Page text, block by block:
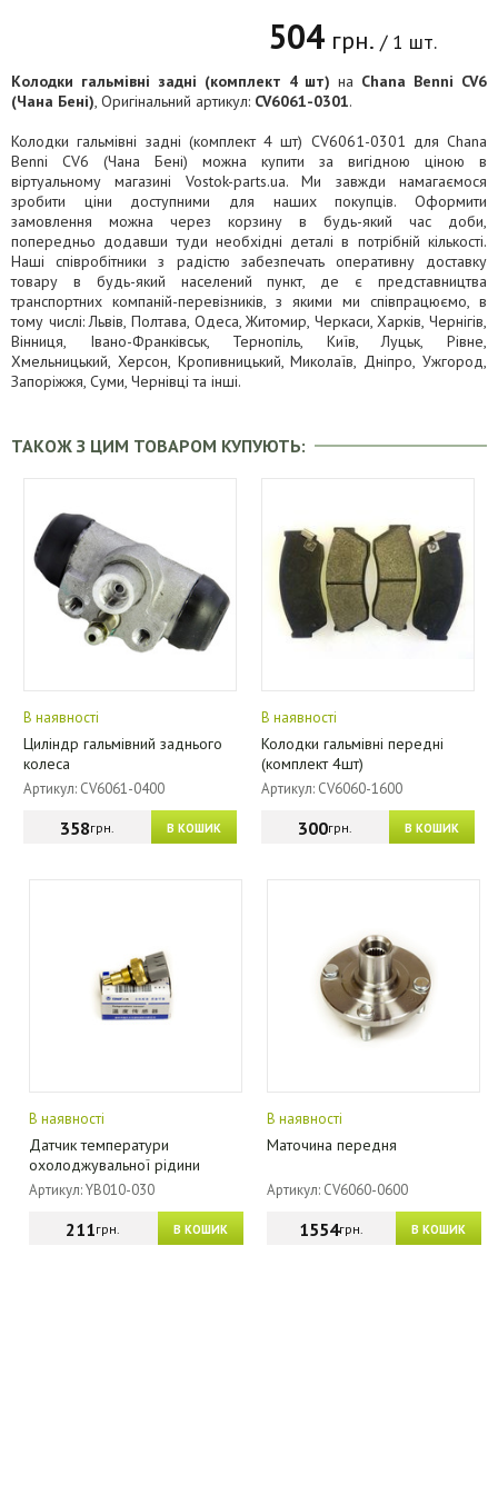
504 грн. / 1 шт.
Колодки гальмівні задні (комплект 4 шт) на Chana Benni CV6
(Чана Бені), Оригінальний артикул: CV6061-0301.
Колодки гальмівні задні (комплект 4 шт) CV6061-0301 для Chana
Benni CV6 (Чана Бені) можна купити за вигідною ціною в
віртуальному магазині Vostok-parts.ua. Ми завжди намагаємося
зробити ціни доступними для наших покупців. Оформити
замовлення можна через корзину в будь-який час доби,
попередньо додавши туди необхідні деталі в потрібній кількості.
Наші співробітники з радістю забезпечать оперативну доставку
товару в будь-який населений пункт, де є представництва
транспортних компаній-перевізників, з якими ми співпрацюємо, в
тому числі: Львів, Полтава, Одеса, Житомир, Черкаси, Харків, Чернігів,
Вінниця, Івано-Франківськ, Тернопіль, Київ, Луцьк, Рівне,
Хмельницький, Херсон, Кропивницький, Миколаїв, Дніпро, Ужгород,
Запоріжжя, Суми, Чернівці та інші.
ТАКОЖ З ЦИМ ТОВАРОМ КУПУЮТЬ:
В наявності
Циліндр гальмівний заднього
колеса
Артикул: CV6061-0400
В КОШИК
358грн.
В наявності
Колодки гальмівні передні
(комплект 4шт)
Артикул: CV6060-1600
В КОШИК
300грн.
В наявності
Датчик температури
охолоджувальної рідини
Артикул: YB010-030
В КОШИК
211грн.
В наявності
Маточина передня
Артикул: CV6060-0600
В КОШИК
1554грн.